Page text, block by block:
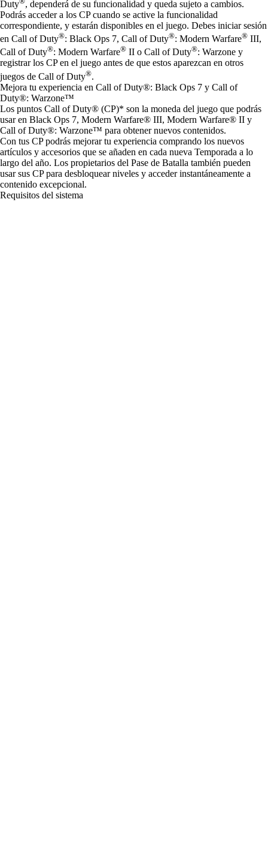
Duty
, dependerá de su funcionalidad y queda sujeto a cambios.
Podrás acceder a los CP cuando se active la funcionalidad
correspondiente, y estarán disponibles en el juego. Debes iniciar sesión
en Call of Duty®: Black Ops 7, Call of Duty®: Modern Warfare® III,
Call of Duty®: Modern Warfare® II o Call of Duty®: Warzone y
registrar los CP en el juego antes de que estos aparezcan en otros
juegos de Call of Duty®.
Mejora tu experiencia en Call of Duty®: Black Ops 7 y Call of
Duty®: Warzone™
Los puntos Call of Duty® (CP)* son la moneda del juego que podrás
usar en Black Ops 7, Modern Warfare® III, Modern Warfare® II y
Call of Duty®: Warzone™ para obtener nuevos contenidos.
Con tus CP podrás mejorar tu experiencia comprando los nuevos
artículos y accesorios que se añaden en cada nueva Temporada a lo
largo del año. Los propietarios del Pase de Batalla también pueden
usar sus CP para desbloquear niveles y acceder instantáneamente a
contenido excepcional.
Requisitos del sistema